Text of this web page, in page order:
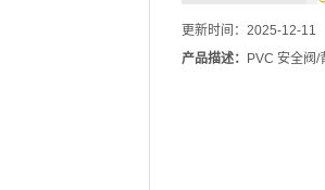
更新时间：2025-12-11
产品描述：
PVC 安全阀